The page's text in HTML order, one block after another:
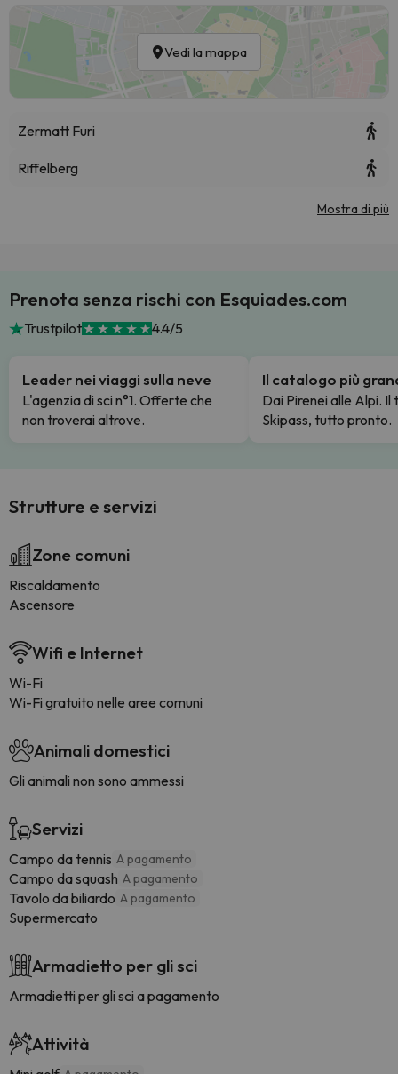
Vedi la mappa
Zermatt Furi
Riffelberg
Mostra di più
Prenota senza rischi con Esquiades.com
Trustpilot 4.4/5
Leader nei viaggi sulla neve
L'agenzia di sci n°1. Offerte che
non troverai altrove.
Il catalogo più
Dai Pirenei alle Alpi. Il
Skipass, tutto pronto.
Strutture e servizi
Zone comuni
Riscaldamento
Ascensore
Wifi e Internet
Wi-Fi
Wi-Fi gratuito nelle aree comuni
Animali domestici
Gli animali non sono ammessi
Servizi
Campo da tennis A pagamento
Campo da squash A pagamento
Tavolo da biliardo A pagamento
Supermercato
Armadietto per gli sci
Armadietti per gli sci a pagamento
Attività